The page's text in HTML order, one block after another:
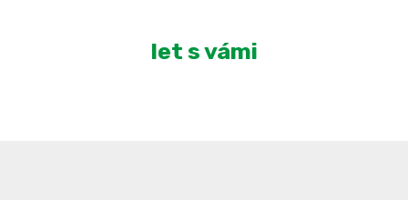
let s vámi